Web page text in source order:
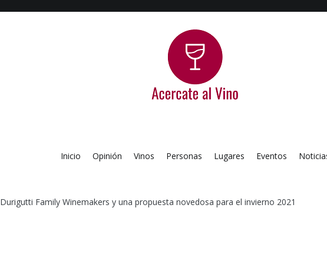
Inicio
Opinión Vinos Personas Lugares Eventos
Durigutti Family Winemakers y una propuesta novedosa para el invierno 2021